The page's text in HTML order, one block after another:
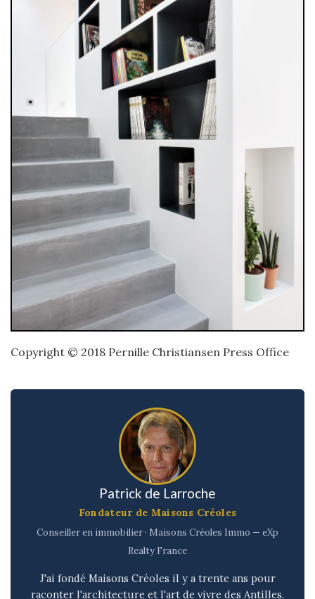
Copyright © 2018 Pernille Christiansen Press Office
Patrick de Larroche
Fondateur de Maisons Créoles
Conseiller en immobilier · Maisons Créoles Immo — eXp
Realty France
J'ai fondé Maisons Créoles il y a trente ans pour
raconter l'architecture et l'art de vivre des Antilles.